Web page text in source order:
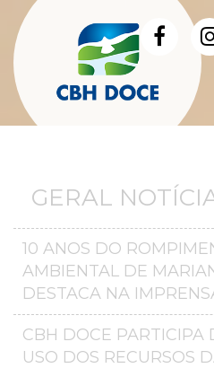
GERAL
10 ANOS DO
AMBIENTAL DE
DESTACA NA
CBH DOCE PARTICIPA
USO DOS RECURSOS